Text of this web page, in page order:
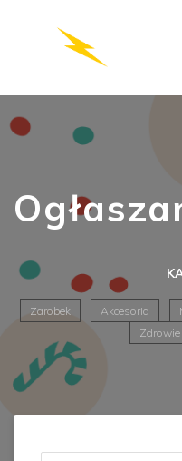
Zarobek Akcesoria